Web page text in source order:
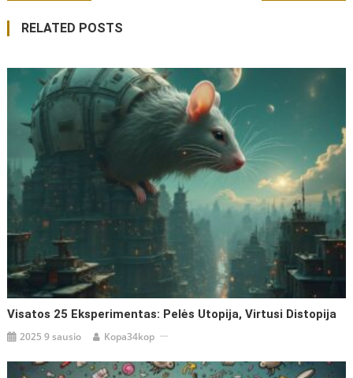
tarp
įrašų
RELATED POSTS
Visatos 25 Eksperimentas: Pelės Utopija, Virtusi Distopija
2025 9 sausio Kopa34kop